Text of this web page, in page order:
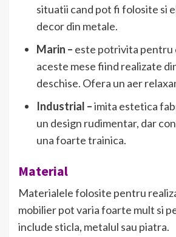
situatii cand pot fi folosite si
decor din metale.
Marin – este potrivita pentru
aceste mese fiind realizate
deschise. Ofera un aer
Industrial –imita estetica
un design rudimentar, dar
una foarte trainica.
Material
Materialele folosite pentru
mobilier pot varia foarte mult si
include sticla, metalul sau piatra.